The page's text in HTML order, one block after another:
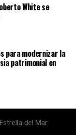
White se
para modernizar la
patrimonial en
del Mar